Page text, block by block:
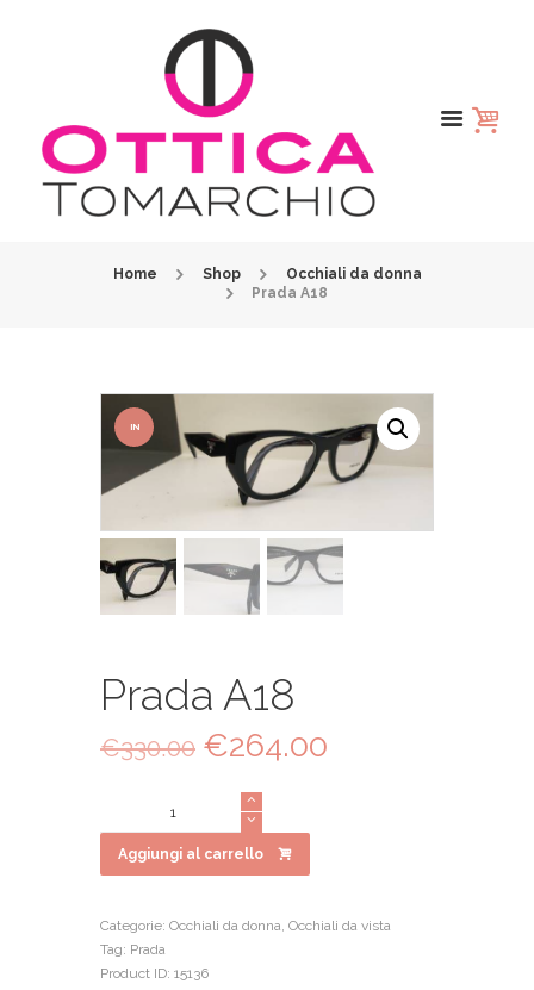
Home Shop
Occhiali da donna
Prada A18
IN
Prada A18
€330.00 Il
prezzo
originale
era:
€330.00.
€264.00
quantità
Aggiungi al carrello
Categorie: Occhiali da donna, Occhiali da vista
Tag: Prada
Product ID: 15136